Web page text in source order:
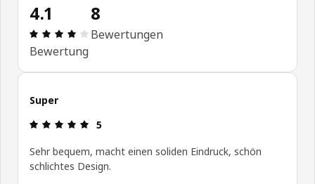
4.1
Bewertung: 4.1 von 5 Sterne Alle Bewertungen: 8
Bewertung
8
Bewertungen
Super
Bewertung: 5 von 5 Sterne
5
Sehr bequem, macht einen soliden Eindruck, schön
schlichtes Design.